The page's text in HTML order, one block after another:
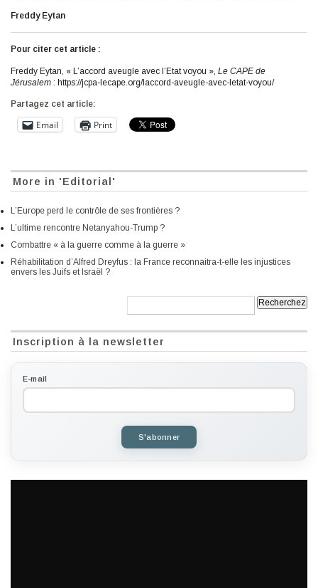
Freddy Eytan
Pour citer cet article :
Freddy Eytan, « L’accord aveugle avec l’Etat voyou », Le CAPE de
Jérusalem : https://jcpa-lecape.org/laccord-aveugle-avec-letat-voyou/
Partagez cet article:
Email Print
More in 'Editorial'
L’Europe perd le contrôle de ses frontières ?
L’ultime rencontre Netanyahou-Trump ?
Combattre « à la guerre comme à la guerre »
Réhabilitation d’Alfred Dreyfus : la France reconnaitra-t-elle les injustices
envers les Juifs et Israël ?
Inscription à la newsletter
E-mail
S'abonner